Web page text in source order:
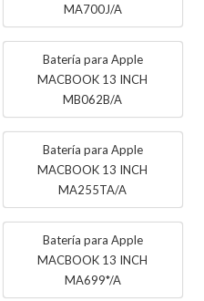
MA700J/A
Batería para Apple
MACBOOK 13 INCH
MB062B/A
Batería para Apple
MACBOOK 13 INCH
MA255TA/A
Batería para Apple
MACBOOK 13 INCH
MA699*/A